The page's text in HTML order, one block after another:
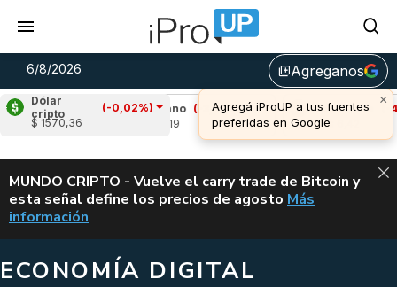
6/8/2026 library_addAgreganos
Dólar
cripto
(-0,02%)
$ 1570,36
Cardano
(-3,49%)
Avalanche (-
u$s 6,42
ALERTA
MUNDO CRIPTO - Vuelve el carry trade de Bitcoin y
esta señal define los precios de agosto VUELVE EL
Más
información
ECONOMÍA DIGITAL